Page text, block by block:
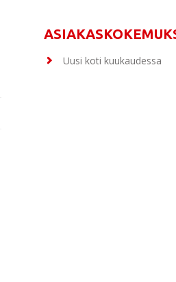
Uusi koti kuukaudessa